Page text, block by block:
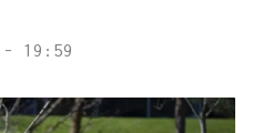
- 19:59